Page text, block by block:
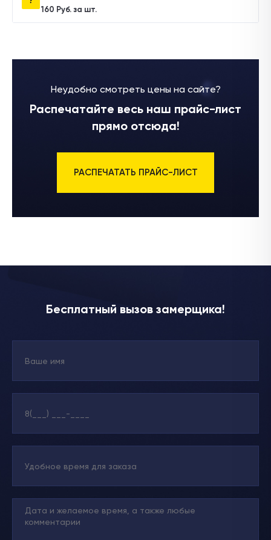
160 Руб. за шт.
Неудобно смотреть цены на сайте?
Распечатайте весь наш прайс-лист
прямо отсюда!
РАСПЕЧАТАТЬ ПРАЙС-ЛИСТ
Бесплатный вызов замерщика!